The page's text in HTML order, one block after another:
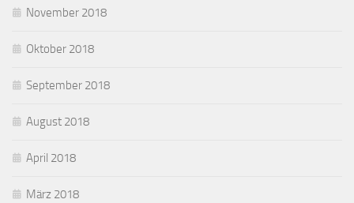
November 2018
Oktober 2018
September 2018
August 2018
April 2018
März 2018